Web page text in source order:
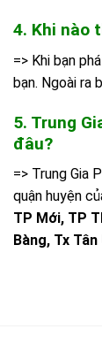
4. Khi nào
=> Khi bạn
bạn. Ngoài ra
5. Trung
đâu?
=> Trung Gia
quận huyện
TP Mới, TP
Bàng, Tx